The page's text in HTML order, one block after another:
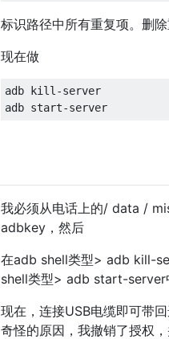
标识路径中所有重复项。删除
现在做
adb kill-server
我必须从电话上的/ data /
adbkey，然后
在adb shell类型> adb kill-
shell类型> adb start-server
现在，连接USB电缆即可带
奇怪的原因，我撤销了授权